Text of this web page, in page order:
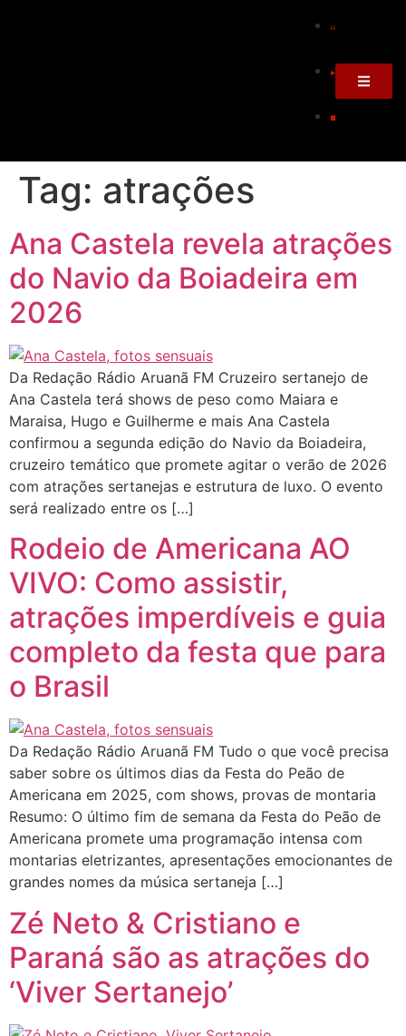
Tag: atrações
Ana Castela revela atrações
do Navio da Boiadeira em
2026
Da Redação Rádio Aruanã FM Cruzeiro sertanejo de
Ana Castela terá shows de peso como Maiara e
Maraisa, Hugo e Guilherme e mais Ana Castela
confirmou a segunda edição do Navio da Boiadeira,
cruzeiro temático que promete agitar o verão de 2026
com atrações sertanejas e estrutura de luxo. O evento
será realizado entre os […]
Rodeio de Americana AO
VIVO: Como assistir,
atrações imperdíveis e guia
completo da festa que para
o Brasil
Da Redação Rádio Aruanã FM Tudo o que você precisa
saber sobre os últimos dias da Festa do Peão de
Americana em 2025, com shows, provas de montaria
Resumo: O último fim de semana da Festa do Peão de
Americana promete uma programação intensa com
montarias eletrizantes, apresentações emocionantes de
grandes nomes da música sertaneja […]
Zé Neto & Cristiano e
Paraná são as atrações do
‘Viver Sertanejo’